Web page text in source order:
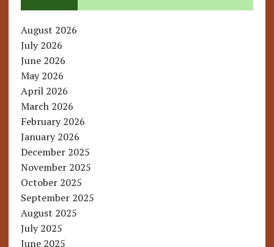
August 2026
July 2026
June 2026
May 2026
April 2026
March 2026
February 2026
January 2026
December 2025
November 2025
October 2025
September 2025
August 2025
July 2025
June 2025